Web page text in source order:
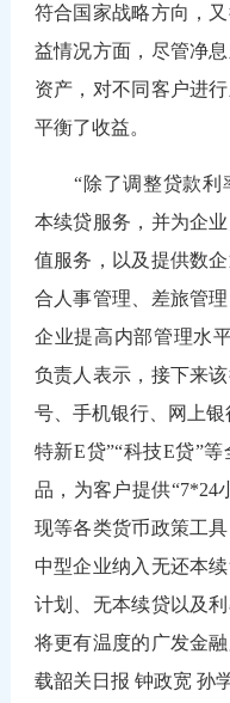
符合国家战略方向，
益情况方面，尽管净
资产，对不同客户进
平衡了收益。
“除了调整贷款利
本续贷服务，并为企
值服务，以及提供数
合人事管理、差旅管
企业提高内部管理水
负责人表示，接下来
号、手机银行、网上
特新E贷”“科技E贷”
品，为客户提供“7*24
现等各类货币政策工
中型企业纳入无还本
计划、无本续贷以及
将更有温度的广发金
载韶关日报 钟政宽 孙